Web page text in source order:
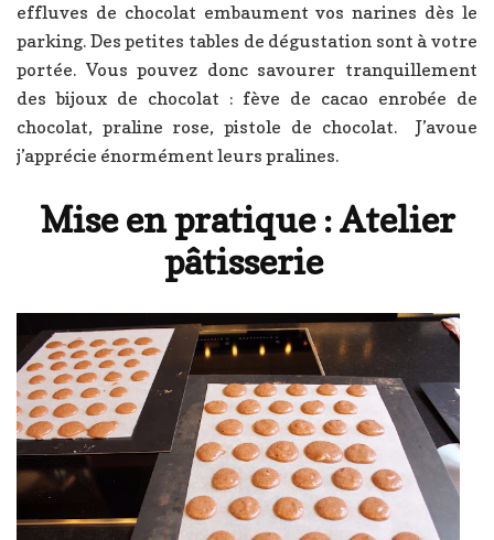
effluves de chocolat embaument vos narines dès le
parking. Des petites tables de dégustation sont à votre
portée. Vous pouvez donc savourer tranquillement
des bijoux de chocolat : fève de cacao enrobée de
chocolat, praline rose, pistole de chocolat. J’avoue
j’apprécie énormément leurs pralines.
Mise en pratique : Atelier
pâtisserie